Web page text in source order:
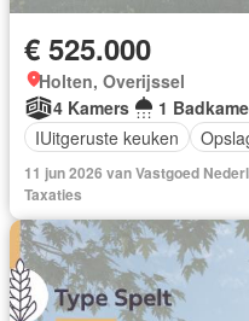
€ 525.000
Holten, Overijssel
4 Kamers
1
IUitgeruste keuken
11 jun 2026 van Vastgoed
Taxaties